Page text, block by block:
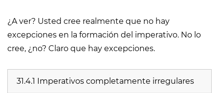
¿A ver? Usted cree realmente que no hay
excepciones en la formación del imperativo. No lo
cree, ¿no? Claro que hay excepciones.
31.4.1 Imperativos completamente irregulares